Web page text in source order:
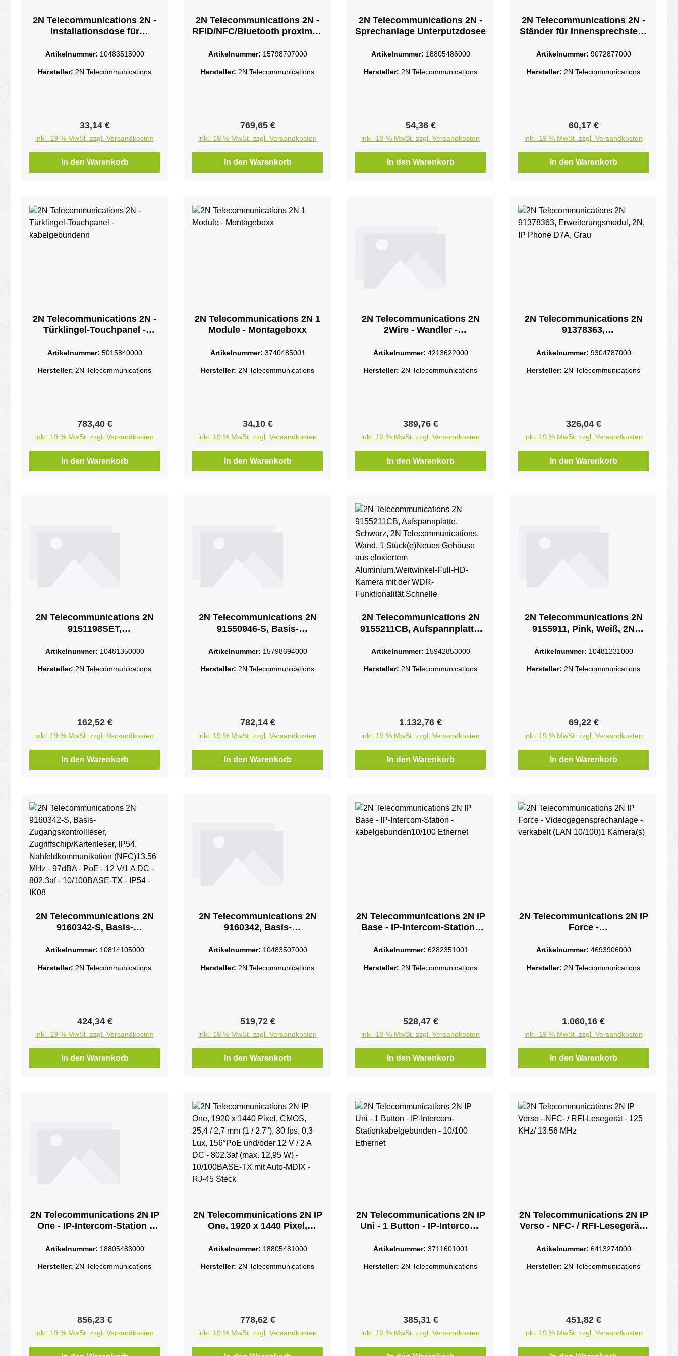
2N Telecommunications 2N -
Installationsdose für
Artikelnummer: 10483515000
Hersteller: 2N Telecommunications
Regulärer Preis:
33,14 €
inkl. 19 % MwSt. zzgl. Versandkosten
In den Warenkorb
2N Telecommunications 2N -
RFID/NFC/Bluetooth proximity
kabelgebundenkabellos - NFC
13.56 MHz - 125 KHz
Artikelnummer: 15798707000
Hersteller: 2N Telecommunications
Regulärer Preis:
769,65 €
inkl. 19 % MwSt. zzgl. Versandkosten
In den Warenkorb
2N Telecommunications 2N -
Sprechanlage Unterputzdosee
Artikelnummer: 18805486000
Hersteller: 2N Telecommunications
Regulärer Preis:
54,36 €
inkl. 19 % MwSt. zzgl. Versandkosten
In den Warenkorb
2N Telecommunications 2N -
Ständer für Innensprechstelle
Artikelnummer: 9072877000
Hersteller: 2N Telecommunications
Regulärer Preis:
60,17 €
inkl. 19 % MwSt. zzgl. Versandkosten
In den Warenkorb
2N Telecommunications 2N -
Türklingel-Touchpanel -
Artikelnummer: 5015840000
Hersteller: 2N Telecommunications
Regulärer Preis:
783,40 €
inkl. 19 % MwSt. zzgl. Versandkosten
In den Warenkorb
2N Telecommunications 2N 1
Module - Montageboxx
Artikelnummer: 3740485001
Hersteller: 2N Telecommunications
Regulärer Preis:
34,10 €
inkl. 19 % MwSt. zzgl. Versandkosten
In den Warenkorb
2N Telecommunications 2N
2Wire - Wandler -
Ethernett
Artikelnummer: 4213622000
Hersteller: 2N Telecommunications
Regulärer Preis:
389,76 €
inkl. 19 % MwSt. zzgl. Versandkosten
In den Warenkorb
2N Telecommunications 2N
91378363,
Phone D7A, Grau
Artikelnummer: 9304787000
Hersteller: 2N Telecommunications
Regulärer Preis:
326,04 €
inkl. 19 % MwSt. zzgl. Versandkosten
In den Warenkorb
2N Telecommunications 2N
9151198SET,
2N Telecommunications, IP
Artikelnummer: 10481350000
Hersteller: 2N Telecommunications
Regulärer Preis:
162,52 €
inkl. 19 % MwSt. zzgl. Versandkosten
In den Warenkorb
2N Telecommunications 2N
91550946-S, Basis-
Zugriffscodeleser,
Modul für die
Artikelnummer: 15798694000
Hersteller: 2N Telecommunications
Regulärer Preis:
782,14 €
inkl. 19 % MwSt. zzgl. Versandkosten
In den Warenkorb
2N Telecommunications 2N
9155211CB, Aufspannplatte,
Telecommunications, Wand, 1
eloxiertem
Artikelnummer: 15942853000
Hersteller: 2N Telecommunications
Regulärer Preis:
1.132,76 €
inkl. 19 % MwSt. zzgl. Versandkosten
In den Warenkorb
2N Telecommunications 2N
9155911, Pink, Weiß, 2N
mm, 10 Stück(e)Verso bus
Artikelnummer: 10481231000
Hersteller: 2N Telecommunications
Regulärer Preis:
69,22 €
inkl. 19 % MwSt. zzgl. Versandkosten
In den Warenkorb
2N Telecommunications 2N
9160342-S, Basis-
Zugriffschip/Kartenleser, IP54,
(NFC)13.56 MHz - 97dBA - PoE
Artikelnummer: 10814105000
Hersteller: 2N Telecommunications
Regulärer Preis:
424,34 €
inkl. 19 % MwSt. zzgl. Versandkosten
In den Warenkorb
2N Telecommunications 2N
9160342, Basis-
Zugriffschip/Kartenleser, IP54,
(NFC)PoE - 12 V/1 A DC -
Artikelnummer: 10483507000
Hersteller: 2N Telecommunications
Regulärer Preis:
519,72 €
inkl. 19 % MwSt. zzgl. Versandkosten
In den Warenkorb
2N Telecommunications 2N IP
Base - IP-Intercom-Station -
Ethernet
Artikelnummer: 6282351001
Hersteller: 2N Telecommunications
Regulärer Preis:
528,47 €
inkl. 19 % MwSt. zzgl. Versandkosten
In den Warenkorb
2N Telecommunications 2N IP
Force -
verkabelt (LAN 10/100)1
Artikelnummer: 4693906000
Hersteller: 2N Telecommunications
Regulärer Preis:
1.060,16 €
inkl. 19 % MwSt. zzgl. Versandkosten
In den Warenkorb
2N Telecommunications 2N IP
One - IP-Intercom-Station -
10/100 Ethernet - Schwarz
Artikelnummer: 18805483000
Hersteller: 2N Telecommunications
Regulärer Preis:
856,23 €
inkl. 19 % MwSt. zzgl. Versandkosten
2N Telecommunications 2N IP
One, 1920 x 1440 Pixel,
30 fps, 0,3 Lux, 156°PoE
802.3af (max. 12,95 W) -
Artikelnummer: 18805481000
Hersteller: 2N Telecommunications
Regulärer Preis:
778,62 €
inkl. 19 % MwSt. zzgl. Versandkosten
2N Telecommunications 2N IP
Uni - 1 Button - IP-Intercom-
10/100 Ethernet
Artikelnummer: 3711601001
Hersteller: 2N Telecommunications
Regulärer Preis:
385,31 €
inkl. 19 % MwSt. zzgl. Versandkosten
2N Telecommunications 2N IP
Verso - NFC- / RFI-Lesegerät -
Artikelnummer: 6413274000
Hersteller: 2N Telecommunications
Regulärer Preis:
451,82 €
inkl. 19 % MwSt. zzgl. Versandkosten